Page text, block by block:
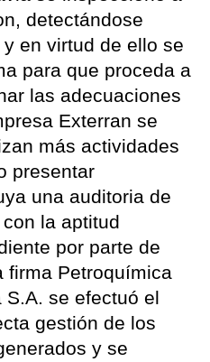
detectándose
en virtud de ello se
para que proceda a
las adecuaciones
Exterran se
más actividades
presentar
una auditoria de
la aptitud
por parte de
firma Petroquímica
S.A. se efectuó el
gestión de los
y se